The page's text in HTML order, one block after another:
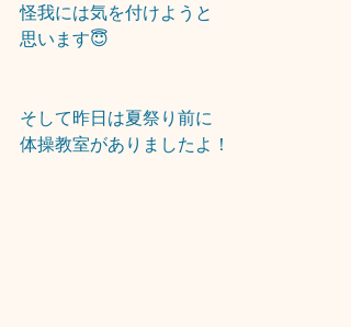
怪我には気を付けようと
思います😇
そして昨日は夏祭り前に
体操教室がありましたよ！